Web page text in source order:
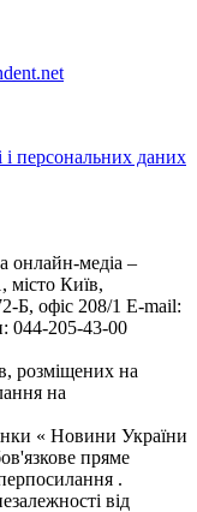
і персональних даних
онлайн-медіа –
місто Київ,
офіс 208/1 E-mail:
044-205-43-00
розміщених на
на
« Новини України
пряме
.
від